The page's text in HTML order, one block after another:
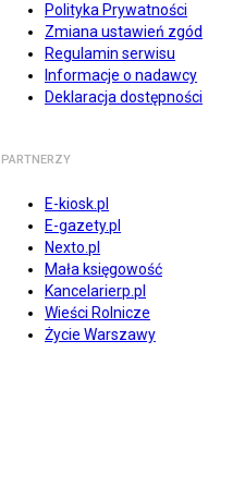
Polityka Prywatności
Zmiana ustawień zgód
Regulamin serwisu
Informacje o nadawcy
Deklaracja dostępności
PARTNERZY
E-kiosk.pl
E-gazety.pl
Nexto.pl
Mała księgowość
Kancelarierp.pl
Wieści Rolnicze
Życie Warszawy